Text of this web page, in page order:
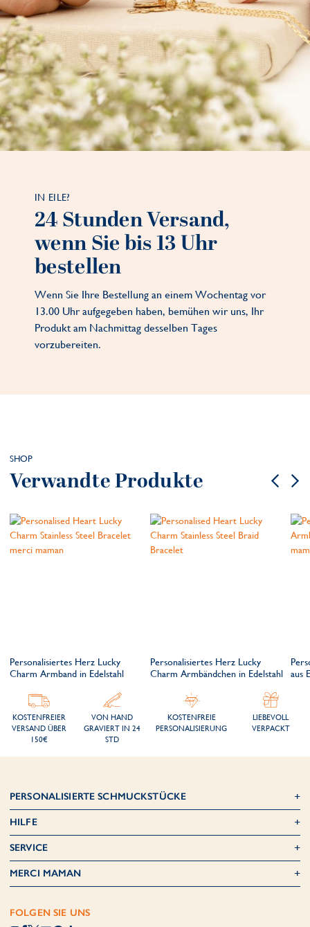
IN EILE?
24 Stunden Versand,
wenn Sie bis 13 Uhr
bestellen
Wenn Sie Ihre Bestellung an einem Wochentag vor
13.00 Uhr aufgegeben haben, bemühen wir uns, Ihr
Produkt am Nachmittag desselben Tages
vorzubereiten.
SHOP
Verwandte Produkte
Personalisiertes Herz Lucky
Charm Armband in Edelstahl
Personalisiertes Herz Lucky
Charm Armbändchen in Edelstahl
aus
KOSTENFREIER
VERSAND ÜBER
150€
VON HAND
GRAVIERT IN 24
STD
KOSTENFREIE
PERSONALISIERUNG
LIEBEVOLL
VERPACKT
PERSONALISIERTE SCHMUCKSTÜCKE
HILFE
SERVICE
MERCI MAMAN
FOLGEN SIE UNS